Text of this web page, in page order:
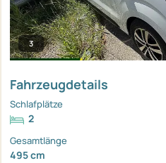
3
Fahrzeugdetails
Schlafplätze
2
Gesamtlänge
495 cm